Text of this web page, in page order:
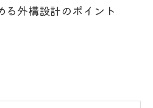
る外構設計のポイント